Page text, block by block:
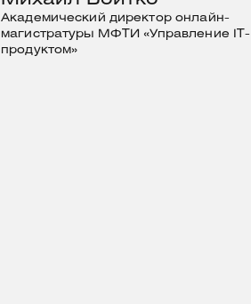
Академический директор онлайн-
магистратуры МФТИ «Управление IT-
продуктом»